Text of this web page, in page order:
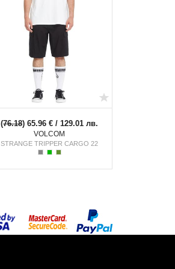
(76.18) 65.96 € / 129.01 лв.
VOLCOM
STRANGE TRIPPER CARGO 22